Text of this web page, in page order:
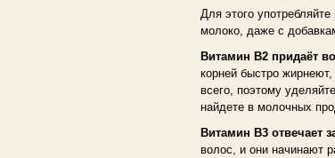
Для этого
молоко, даже с
Витамин В2 придаёт
корней быстро
всего, поэтому
найдете в молочных
Витамин В3 отвечает
волос, и они начинают